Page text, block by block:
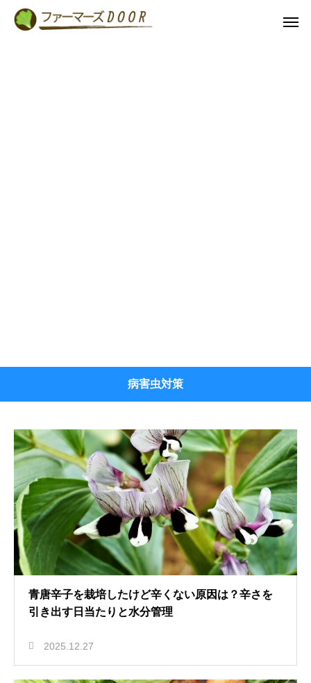
病害虫対策
青唐辛子を栽培したけど辛くない原因は？辛さを
引き出す日当たりと水分管理
2025.12.27